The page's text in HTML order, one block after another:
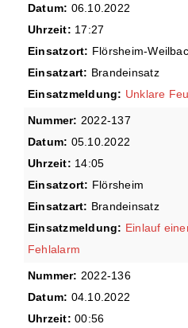
Datum: 06.10.2022
Uhrzeit: 17:27
Einsatzort: Flörsheim-
Einsatzart: Brandeinsatz
Einsatzmeldung: Unklare
Nummer: 2022-137
Datum: 05.10.2022
Uhrzeit: 14:05
Einsatzort: Flörsheim
Einsatzart: Brandeinsatz
Einsatzmeldung: Einlauf
Fehlalarm
Nummer: 2022-136
Datum: 04.10.2022
Uhrzeit: 00:56